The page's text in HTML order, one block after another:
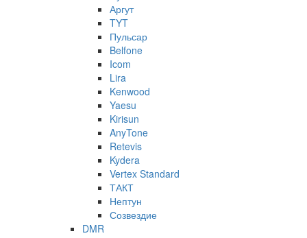
Аргут
TYT
Пульсар
Belfone
Icom
Lira
Kenwood
Yaesu
Kirisun
AnyTone
Retevis
Kydera
Vertex Standard
ТАКТ
Нептун
Созвездие
DMR